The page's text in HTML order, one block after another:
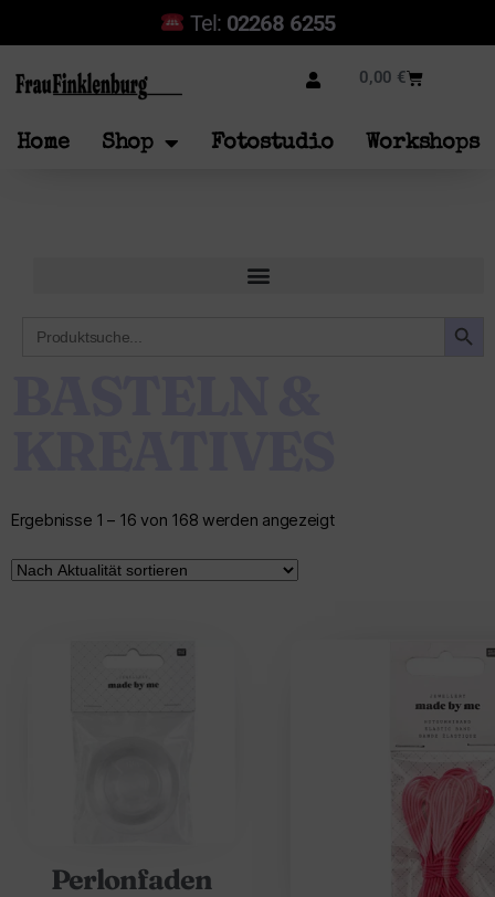
Tel: 02268 6255
0,00 €
Home Shop Fotostudio Workshops
for:
Ergebnisse 1 – 16 von 168 werden angezeigt
Perlonfaden